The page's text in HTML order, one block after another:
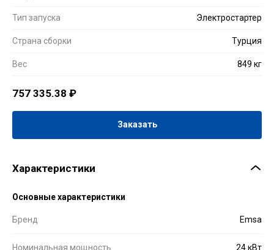
Тип запуска Электростартер
Страна сборки Турция
Вес 849 кг
757 335.38 ₽
Заказать
Характеристики
Основные характеристики
Бренд Emsa
Номинальная мощность 24 кВт